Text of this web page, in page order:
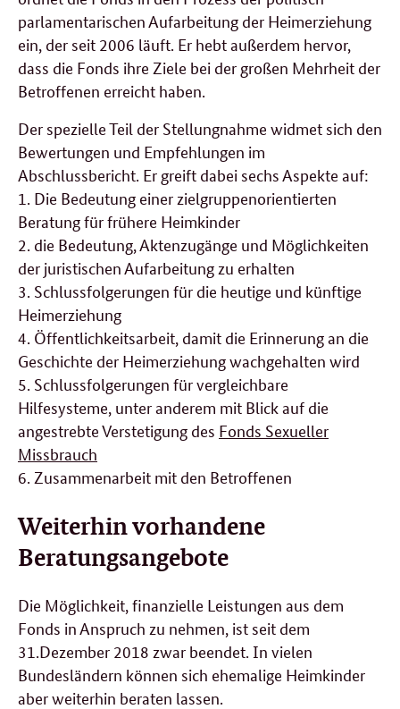
parlamentarischen Aufarbeitung der Heimerziehung
ein, der seit 2006 läuft. Er hebt außerdem hervor,
dass die Fonds ihre Ziele bei der großen Mehrheit der
Betroffenen erreicht haben.
Der spezielle Teil der Stellungnahme widmet sich den
Bewertungen und Empfehlungen im
Abschlussbericht. Er greift dabei sechs Aspekte auf:
1. Die Bedeutung einer zielgruppenorientierten
Beratung für frühere Heimkinder
2. die Bedeutung, Aktenzugänge und Möglichkeiten
der juristischen Aufarbeitung zu erhalten
3. Schlussfolgerungen für die heutige und künftige
Heimerziehung
4. Öffentlichkeitsarbeit, damit die Erinnerung an die
Geschichte der Heimerziehung wachgehalten wird
5. Schlussfolgerungen für vergleichbare
Hilfesysteme, unter anderem mit Blick auf die
angestrebte Verstetigung des Fonds Sexueller
Missbrauch
6. Zusammenarbeit mit den Betroffenen
Weiterhin vorhandene
Beratungsangebote
Die Möglichkeit, finanzielle Leistungen aus dem
Fonds in Anspruch zu nehmen, ist seit dem
31.Dezember 2018 zwar beendet. In vielen
Bundesländern können sich ehemalige Heimkinder
aber weiterhin beraten lassen.